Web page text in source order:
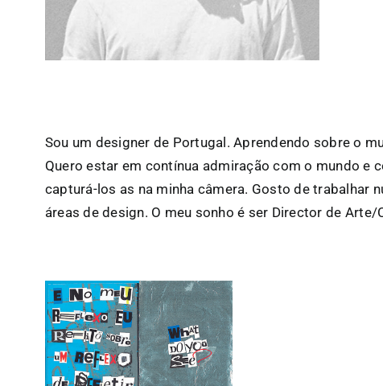
Sou um designer de Portugal. Aprendendo sobre o
Quero estar em contínua admiração com o mundo e
capturá-los as na minha câmera. Gosto de trabalhar
áreas de design. O meu sonho é ser Director de Arte/